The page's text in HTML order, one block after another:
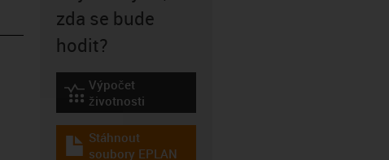
zda se bude
hodit?
igus-icon-lebensdauerrechner
Výpočet
životnosti
igus-icon-download-plan
Stáhnout
soubory EPLAN